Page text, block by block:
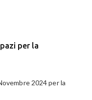
per la
2024 per la